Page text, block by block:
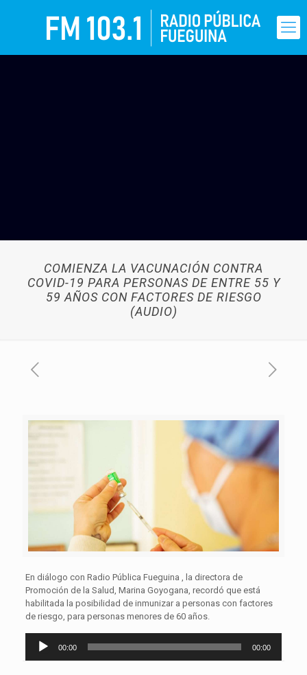
COMIENZA LA VACUNACIÓN CONTRA
COVID-19 PARA PERSONAS DE ENTRE 55 Y
59 AÑOS CON FACTORES DE RIESGO
(AUDIO)
En diálogo con Radio Pública Fueguina , la directora de
Promoción de la Salud, Marina Goyogana, recordó que está
habilitada la posibilidad de inmunizar a personas con factores
de riesgo, para personas menores de 60 años.
Reproductor
00:00 00:00